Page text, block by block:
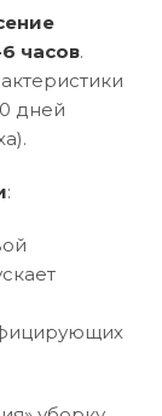
часов.
дней
: